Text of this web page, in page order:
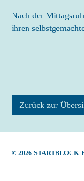
Nach der
ihren
Zurück zur
© 2026 STARTBLOCK